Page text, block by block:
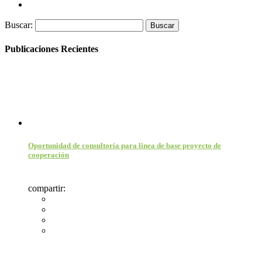
Buscar:
Publicaciones Recientes
Oportunidad de consultoría para linea de base proyecto de
cooperación
compartir: